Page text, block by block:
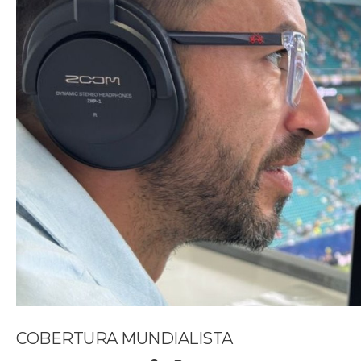
COBERTURA MUNDIALISTA